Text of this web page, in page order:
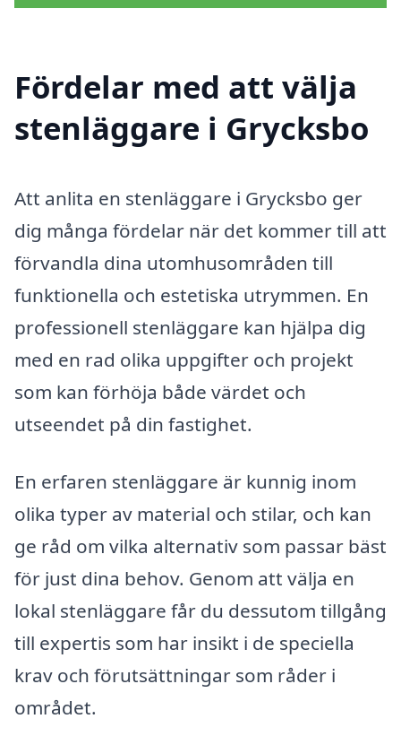
Fördelar med att välja
stenläggare i Grycksbo
Att anlita en stenläggare i Grycksbo ger
dig många fördelar när det kommer till att
förvandla dina utomhusområden till
funktionella och estetiska utrymmen. En
professionell stenläggare kan hjälpa dig
med en rad olika uppgifter och projekt
som kan förhöja både värdet och
utseendet på din fastighet.
En erfaren stenläggare är kunnig inom
olika typer av material och stilar, och kan
ge råd om vilka alternativ som passar bäst
för just dina behov. Genom att välja en
lokal stenläggare får du dessutom tillgång
till expertis som har insikt i de speciella
krav och förutsättningar som råder i
området.